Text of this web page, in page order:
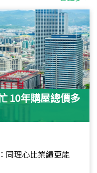
10年購屋總價多
同理心比業績更能